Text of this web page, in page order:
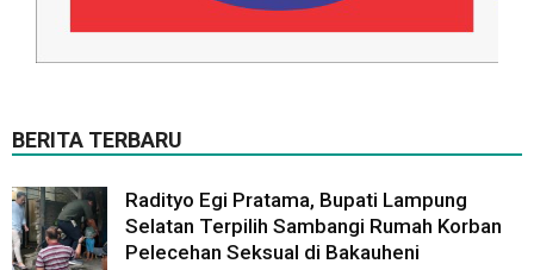
BERITA TERBARU
Radityo Egi Pratama, Bupati Lampung
Selatan Terpilih Sambangi Rumah Korban
Pelecehan Seksual di Bakauheni